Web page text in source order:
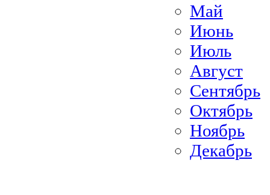
Май
Июнь
Июль
Август
Сентябрь
Октябрь
Ноябрь
Декабрь